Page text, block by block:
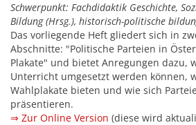
Schwerpunkt: Fachdidaktik Geschichte,
Bildung(Hrsg.), historisch-politische
Das vorliegende Heft gliedert sich in
Abschnitte: "Politische Parteien in
Plakate" und bietet Anregungen dazu,
Unterricht umgesetzt werden können,
Wahlplakate bieten und wie sich
präsentieren.
⇒ Zur Online Version (diese wird